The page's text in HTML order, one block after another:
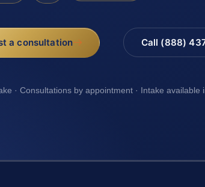
a consultation Call (888)
· Consultations by appointment · Intake available